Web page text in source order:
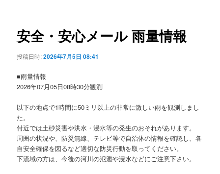
ゲ
ー
ョ
安全・安心メール 雨量情報
投稿日時:2026年7月5日 08:41
■雨量情報
2026年07月05日08時30分観測
以下の地点で1時間に50ミリ以上の非常に激しい雨を観測しまし
た。
付近では土砂災害や洪水・浸水等の発生のおそれがあります。
周囲の状況や、防災無線、テレビ等で自治体の情報を確認し、各
自安全確保を図るなど適切な防災行動を取ってください。
下流域の方は、今後の河川の氾濫や浸水などにご注意下さい。